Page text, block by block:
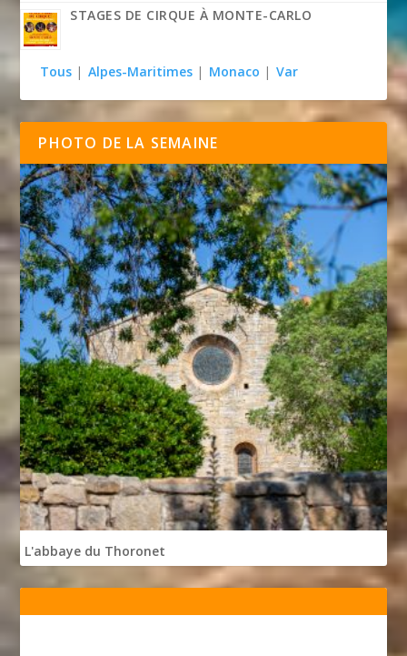
STAGES DE CIRQUE À MONTE-CARLO
Tous | Alpes-Maritimes | Monaco | Var
PHOTO DE LA SEMAINE
L'abbaye du Thoronet